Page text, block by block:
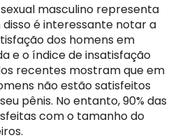
masculino representa
é interessante notar a
dos homens em
e o índice de insatisfação
recentes mostram que em
não estão satisfeitos
pênis. No entanto, 90% das
com o tamanho do